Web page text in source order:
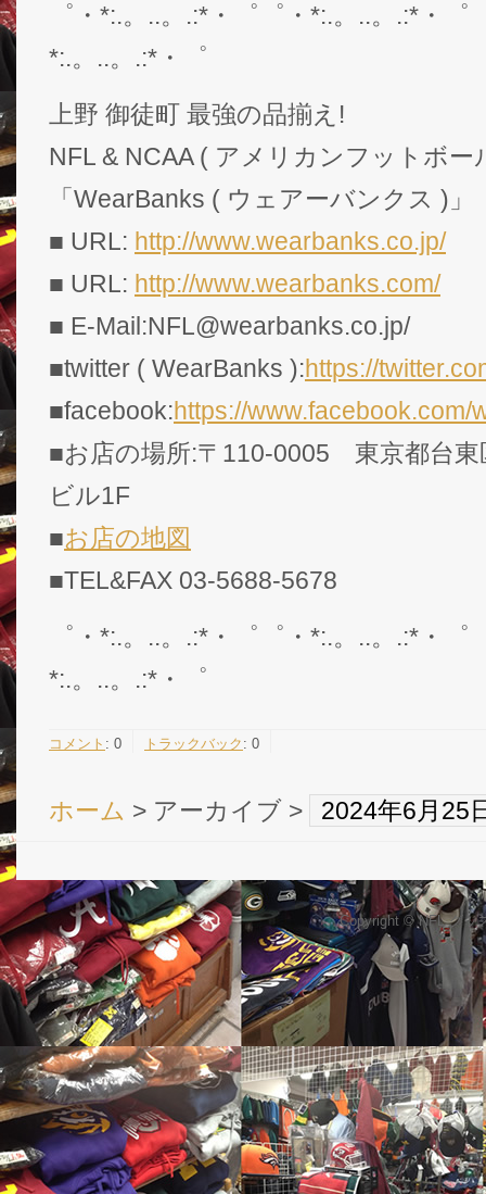
゜・*:.。..。.:*・゜゜・*:.。..。.:*・
*:.。..。.:*・゜
上野 御徒町 最強の品揃え!
NFL & NCAA ( アメリカンフットボー
「WearBanks ( ウェアーバンクス )」
■ URL: http://www.wearbanks.co.jp/
■ URL: http://www.wearbanks.com/
■ E-Mail:NFL@wearbanks.co.jp/
■twitter ( WearBanks ):https://
■facebook:https://www.facebook.com/
■お店の場所:〒110-0005 東京都台
ビル1F
■お店の地図
■TEL&FAX 03-5688-5678
゜・*:.。..。.:*・゜゜・*:.。..。.:*・
*:.。..。.:*・゜
コメント : 0 トラックバック : 0
ホーム > アーカイブ > 2024年6月25
Copyright © NFL グッ